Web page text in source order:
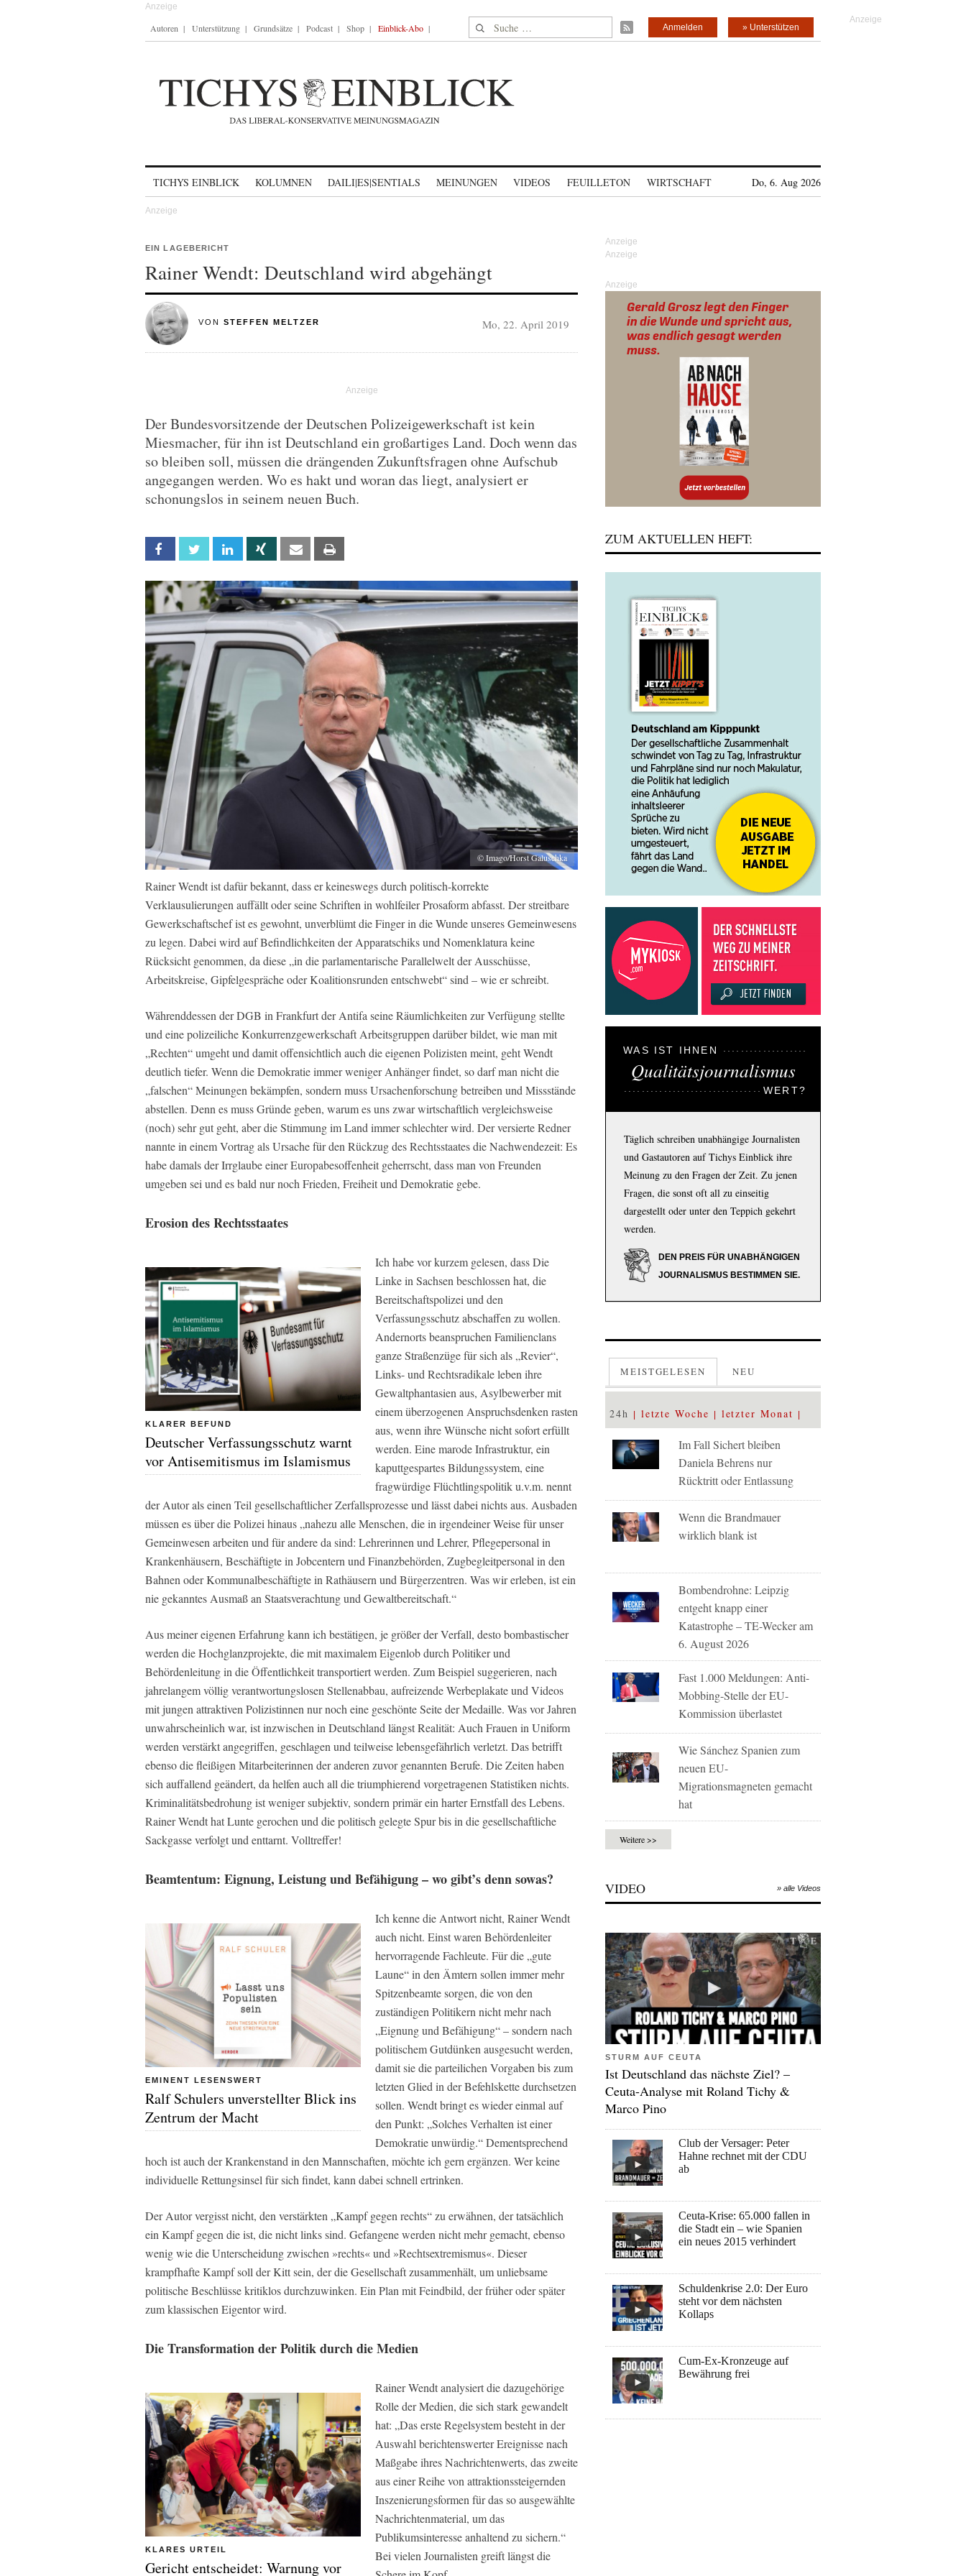
Autoren Unterstützung Grundsätze Podcast Shop Einblick-Abo Suche nach: » Unterstützen
Anmelden
TICHYS EINBLICK KOLUMNEN DAILI|ES|SENTIALS MEINUNGEN VIDEOS FEUILLETON WIRTSCHAFT Do, 6. Aug 2026
EIN LAGEBERICHT
Rainer Wendt: Deutschland wird abgehängt
VON STEFFEN MELTZER Mo, 22. April 2019
Der Bundesvorsitzende der Deutschen Polizeigewerkschaft ist kein
Miesmacher, für ihn ist Deutschland ein großartiges Land. Doch wenn das
so bleiben soll, müssen die drängenden Zukunftsfragen ohne Aufschub
angegangen werden. Wo es hakt und woran das liegt, analysiert er
schonungslos in seinem neuen Buch.
Facebook Twitter Linkedin Xing Email
© Imago/Horst Galuschka
Rainer Wendt ist dafür bekannt, dass er keineswegs durch politisch-korrekte
Verklausulierungen auffällt oder seine Schriften in wohlfeiler Prosaform abfasst. Der streitbare
Gewerkschaftschef ist es gewohnt, unverblümt die Finger in die Wunde unseres Gemeinwesens
zu legen. Dabei wird auf Befindlichkeiten der Apparatschiks und Nomenklatura keine
Rücksicht genommen, da diese „in die parlamentarische Parallelwelt der Ausschüsse,
Arbeitskreise, Gipfelgespräche oder Koalitionsrunden entschwebt“ sind – wie er schreibt.
Währenddessen der DGB in Frankfurt der Antifa seine Räumlichkeiten zur Verfügung stellte
und eine polizeiliche Konkurrenzgewerkschaft Arbeitsgruppen darüber bildet, wie man mit
„Rechten“ umgeht und damit offensichtlich auch die eigenen Polizisten meint, geht Wendt
deutlich tiefer. Wenn die Demokratie immer weniger Anhänger findet, so darf man nicht die
„falschen“ Meinungen bekämpfen, sondern muss Ursachenforschung betreiben und Missstände
abstellen. Denn es muss Gründe geben, warum es uns zwar wirtschaftlich vergleichsweise
(noch) sehr gut geht, aber die Stimmung im Land immer schlechter wird. Der versierte Redner
nannte in einem Vortrag als Ursache für den Rückzug des Rechtsstaates die Nachwendezeit: Es
habe damals der Irrglaube einer Europabesoffenheit geherrscht, dass man von Freunden
umgeben sei und es bald nur noch Frieden, Freiheit und Demokratie gebe.
Erosion des Rechtsstaates
KLARER BEFUND
Deutscher Verfassungsschutz warnt
vor Antisemitismus im Islamismus
Ich habe vor kurzem gelesen, dass Die
Linke in Sachsen beschlossen hat, die
Bereitschaftspolizei und den
Verfassungsschutz abschaffen zu wollen.
Andernorts beanspruchen Familienclans
ganze Straßenzüge für sich als „Revier“,
Links- und Rechtsradikale leben ihre
Gewaltphantasien aus, Asylbewerber mit
einem überzogenen Anspruchsdenken rasten
aus, wenn ihre Wünsche nicht sofort erfüllt
werden. Eine marode Infrastruktur, ein
kaputtgespartes Bildungssystem, eine
fragwürdige Flüchtlingspolitik u.v.m. nennt
der Autor als einen Teil gesellschaftlicher Zerfallsprozesse und lässt dabei nichts aus. Ausbaden
müssen es über die Polizei hinaus „nahezu alle Menschen, die in irgendeiner Weise für unser
Gemeinwesen arbeiten und für andere da sind: Lehrerinnen und Lehrer, Pflegepersonal in
Krankenhäusern, Beschäftigte in Jobcentern und Finanzbehörden, Zugbegleitpersonal in den
Bahnen oder Kommunalbeschäftigte in Rathäusern und Bürgerzentren. Was wir erleben, ist ein
nie gekanntes Ausmaß an Staatsverachtung und Gewaltbereitschaft.“
Aus meiner eigenen Erfahrung kann ich bestätigen, je größer der Verfall, desto bombastischer
werden die Hochglanzprojekte, die mit maximalem Eigenlob durch Politiker und
Behördenleitung in die Öffentlichkeit transportiert werden. Zum Beispiel suggerieren, nach
jahrelangem völlig verantwortungslosen Stellenabbau, aufreizende Werbeplakate und Videos
mit jungen attraktiven Polizistinnen nur noch eine geschönte Seite der Medaille. Was vor Jahren
unwahrscheinlich war, ist inzwischen in Deutschland längst Realität: Auch Frauen in Uniform
werden verstärkt angegriffen, geschlagen und teilweise lebensgefährlich verletzt. Das betrifft
ebenso die fleißigen Mitarbeiterinnen der anderen zuvor genannten Berufe. Die Zeiten haben
sich auffallend geändert, da helfen auch all die triumphierend vorgetragenen Statistiken nichts.
Kriminalitätsbedrohung ist weniger subjektiv, sondern primär ein harter Ernstfall des Lebens.
Rainer Wendt hat Lunte gerochen und die politisch gelegte Spur bis in die gesellschaftliche
Sackgasse verfolgt und enttarnt. Volltreffer!
Beamtentum: Eignung, Leistung und Befähigung – wo gibt’s denn sowas?
EMINENT LESENSWERT
Ralf Schulers unverstellter Blick ins
Zentrum der Macht
Ich kenne die Antwort nicht, Rainer Wendt
auch nicht. Einst waren Behördenleiter
hervorragende Fachleute. Für die „gute
Laune“ in den Ämtern sollen immer mehr
Spitzenbeamte sorgen, die von den
zuständigen Politikern nicht mehr nach
„Eignung und Befähigung“ – sondern nach
politischem Gutdünken ausgesucht werden,
damit sie die parteilichen Vorgaben bis zum
letzten Glied in der Befehlskette durchsetzen
sollen. Wendt bringt es wieder einmal auf
den Punkt: „Solches Verhalten ist einer
Demokratie unwürdig.“ Dementsprechend
hoch ist auch der Krankenstand in den Mannschaften, möchte ich gern ergänzen. Wer keine
individuelle Rettungsinsel für sich findet, kann dabei schnell ertrinken.
Der Autor vergisst nicht, den verstärkten „Kampf gegen rechts“ zu erwähnen, der tatsächlich
ein Kampf gegen die ist, die nicht links sind. Gefangene werden nicht mehr gemacht, ebenso
wenig wie die Unterscheidung zwischen »rechts« und »Rechtsextremismus«. Dieser
krampfhafte Kampf soll der Kitt sein, der die Gesellschaft zusammenhält, um unliebsame
politische Beschlüsse kritiklos durchzuwinken. Ein Plan mit Feindbild, der früher oder später
zum klassischen Eigentor wird.
Die Transformation der Politik durch die Medien
KLARES URTEIL
Gericht entscheidet: Warnung vor
Rainer Wendt analysiert die dazugehörige
Rolle der Medien, die sich stark gewandelt
hat: „Das erste Regelsystem besteht in der
Auswahl berichtenswerter Ereignisse nach
Maßgabe ihres Nachrichtenwerts, das zweite
aus einer Reihe von attraktionssteigernden
Inszenierungsformen für das so ausgewählte
Nachrichtenmaterial, um das
Publikumsinteresse anhaltend zu sichern.“
Bei vielen Journalisten greift längst die
Anzeige
ZUM AKTUELLEN HEFT:
WAS IST IHNEN
Qualitätsjournalismus
WERT?
Täglich schreiben unabhängige Journalisten
und Gastautoren auf Tichys Einblick ihre
Meinung zu den Fragen der Zeit. Zu jenen
Fragen, die sonst oft all zu einseitig
dargestellt oder unter den Teppich gekehrt
werden.
DEN PREIS FÜR UNABHÄNGIGEN
JOURNALISMUS BESTIMMEN SIE.
MEISTGELESEN NEU
24h letzte Woche letzter Monat
Im Fall Sichert bleiben
Daniela Behrens nur
Rücktritt oder Entlassung
Wenn die Brandmauer
wirklich blank ist
Bombendrohne: Leipzig
entgeht knapp einer
Katastrophe – TE-Wecker am
6. August 2026
Fast 1.000 Meldungen: Anti-
Mobbing-Stelle der EU-
Kommission überlastet
Wie Sánchez Spanien zum
neuen EU-
Migrationsmagneten gemacht
hat
Weitere >>
VIDEO » alle Videos
STURM AUF CEUTA
Ist Deutschland das nächste Ziel? –
Ceuta-Analyse mit Roland Tichy &
Marco Pino
Club der Versager: Peter
Hahne rechnet mit der CDU
ab
Ceuta-Krise: 65.000 fallen in
die Stadt ein – wie Spanien
ein neues 2015 verhindert
Schuldenkrise 2.0: Der Euro
steht vor dem nächsten
Kollaps
Cum-Ex-Kronzeuge auf
Bewährung frei